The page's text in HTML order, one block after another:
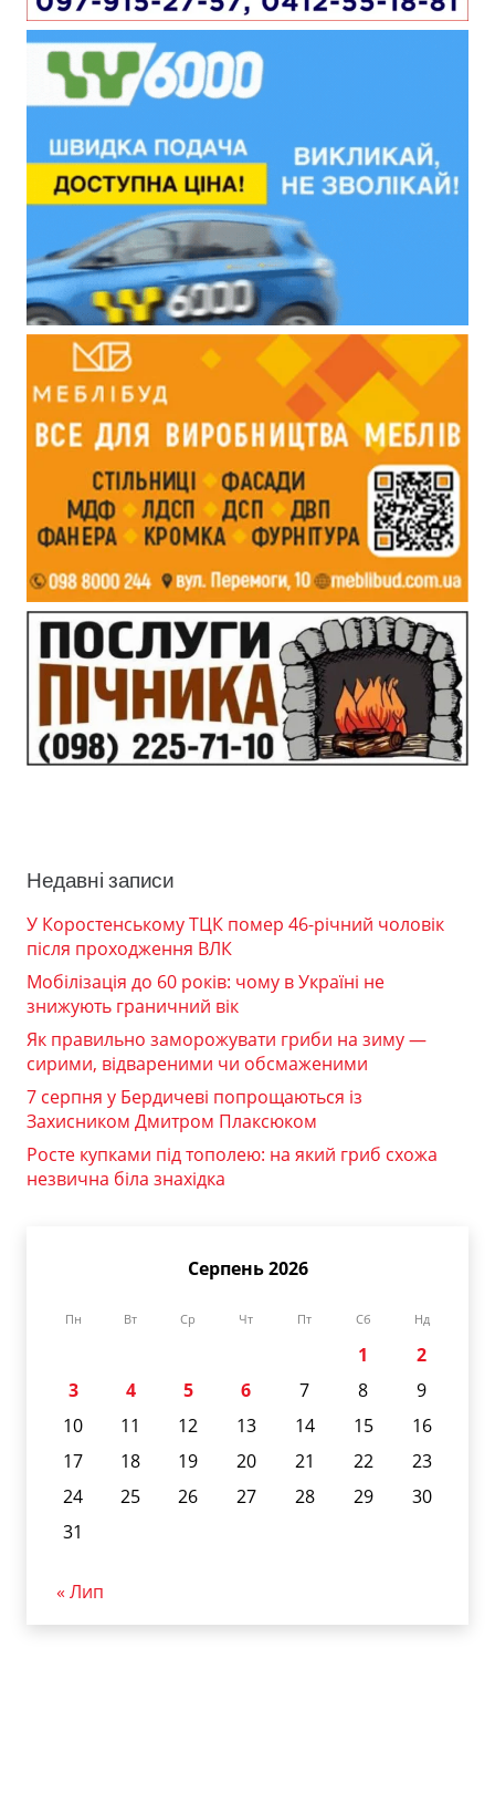
Недавні записи
У Коростенському ТЦК помер 46-річний чоловік
після проходження ВЛК
Мобілізація до 60 років: чому в Україні не
знижують граничний вік
Як правильно заморожувати гриби на зиму —
сирими, відвареними чи обсмаженими
7 серпня у Бердичеві попрощаються із
Захисником Дмитром Плаксюком
Росте купками під тополею: на який гриб схожа
незвична біла знахідка
Серпень 2026
Пн Вт Ср Чт Пт Сб Нд
1
2
3
4 5 6 7 8
9
10
11 12 13 14 15
16
17
18 19 20 21 22
23
24
25 26 27 28 29
30
31
« Лип